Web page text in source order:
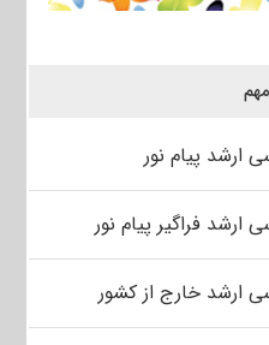
ارشد پیام نور
ارشد فراگیر پیام نور
ارشد خارج از کشور